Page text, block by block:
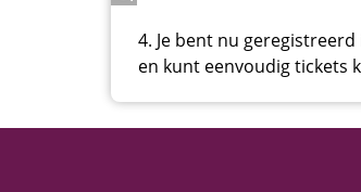
4. Je bent nu
en kunt eenvoudig tickets